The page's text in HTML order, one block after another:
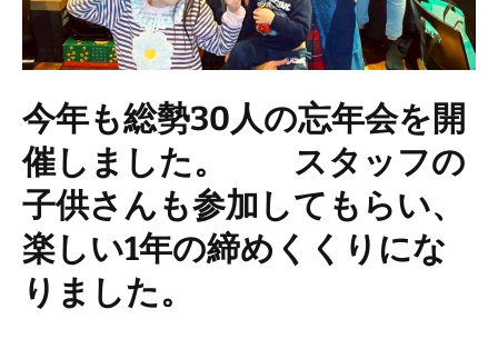
今年も総勢30人の忘年会を開
催しました。 スタッフの
子供さんも参加してもらい、
楽しい1年の締めくくりにな
りました。